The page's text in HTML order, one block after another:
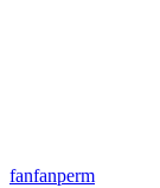
fanfanperm